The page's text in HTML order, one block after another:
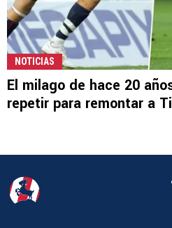
NOTICIAS
El milago de hace 20
repetir para remontar a